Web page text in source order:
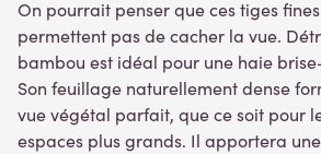
On pourrait penser que ces tiges
permettent pas de cacher la vue.
bambou est idéal pour une haie
Son feuillage naturellement dense
vue végétal parfait, que ce soit pour
espaces plus grands. Il apportera